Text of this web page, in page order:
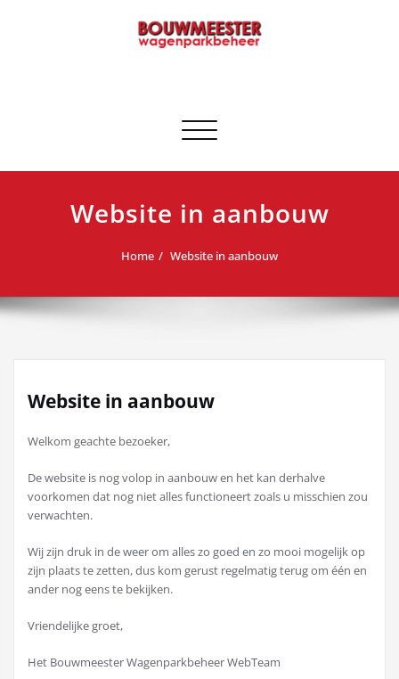
Toggle navigatie
Website in aanbouw
Home Website in aanbouw
Website in aanbouw
Welkom geachte bezoeker,
De website is nog volop in aanbouw en het kan derhalve
voorkomen dat nog niet alles functioneert zoals u misschien zou
verwachten.
Wij zijn druk in de weer om alles zo goed en zo mooi mogelijk op
zijn plaats te zetten, dus kom gerust regelmatig terug om één en
ander nog eens te bekijken.
Vriendelijke groet,
Het Bouwmeester Wagenparkbeheer WebTeam